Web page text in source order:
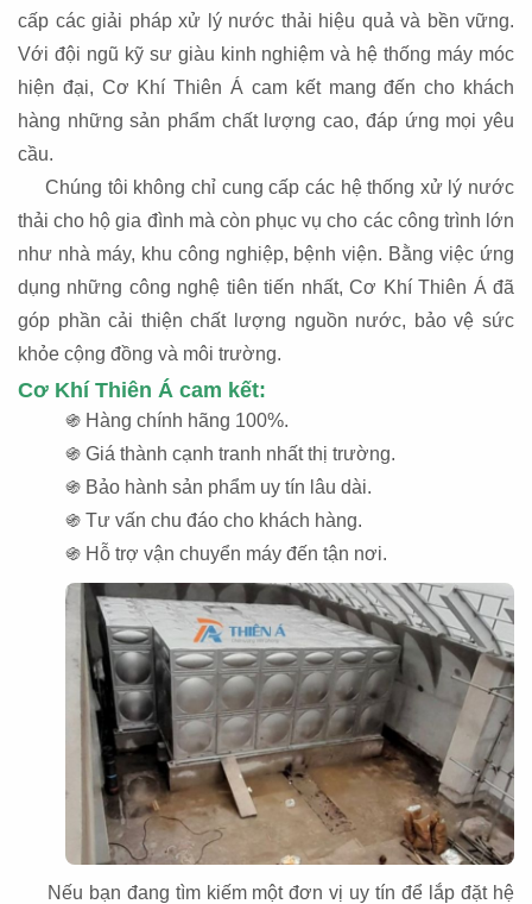
cấp các giải pháp xử lý nước thải hiệu quả và bền vững.
Với đội ngũ kỹ sư giàu kinh nghiệm và hệ thống máy móc
hiện đại, Cơ Khí Thiên Á cam kết mang đến cho khách
hàng những sản phẩm chất lượng cao, đáp ứng mọi yêu
cầu.
Chúng tôi không chỉ cung cấp các hệ thống xử lý nước
thải cho hộ gia đình mà còn phục vụ cho các công trình lớn
như nhà máy, khu công nghiệp, bệnh viện. Bằng việc ứng
dụng những công nghệ tiên tiến nhất, Cơ Khí Thiên Á đã
góp phần cải thiện chất lượng nguồn nước, bảo vệ sức
khỏe cộng đồng và môi trường.
Cơ Khí Thiên Á cam kết:
֍ Hàng chính hãng 100%.
֍ Giá thành cạnh tranh nhất thị trường.
֍ Bảo hành sản phẩm uy tín lâu dài.
֍ Tư vấn chu đáo cho khách hàng.
֍ Hỗ trợ vận chuyển máy đến tận nơi.
Nếu bạn đang tìm kiếm một đơn vị uy tín để lắp đặt hệ